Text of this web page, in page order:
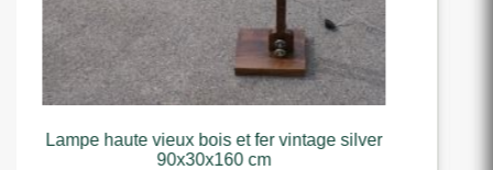
silver
Ampoule led retro vintage spherique
ambre e27 4 w 10 x 14 cm 200lm